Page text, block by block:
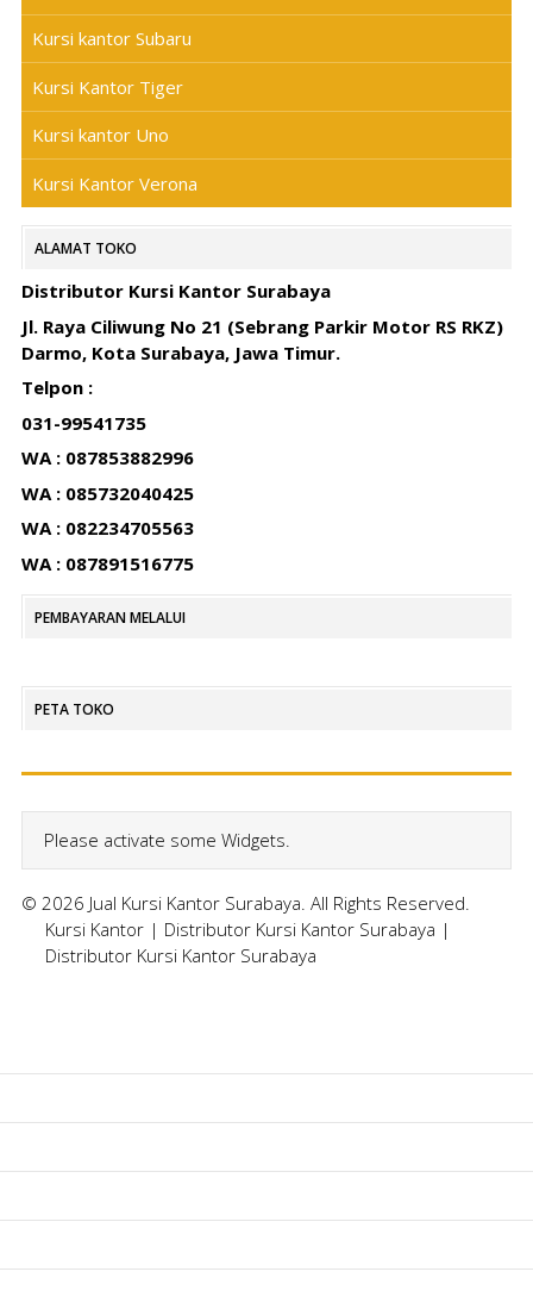
Kursi kantor Subaru
Kursi Kantor Tiger
Kursi kantor Uno
Kursi Kantor Verona
ALAMAT TOKO
Distributor Kursi Kantor Surabaya
Jl. Raya Ciliwung No 21 (Sebrang Parkir Motor RS RKZ)
Darmo, Kota Surabaya, Jawa Timur.
Telpon :
031-99541735
WA : 087853882996
WA : 085732040425
WA : 082234705563
WA : 087891516775
PEMBAYARAN MELALUI
PETA TOKO
Please activate some Widgets.
© 2026 Jual Kursi Kantor Surabaya. All Rights Reserved.
Kursi Kantor| Distributor Kursi Kantor Surabaya |
Distributor Kursi Kantor Surabaya